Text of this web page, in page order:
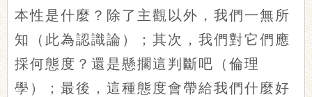
本性是什麼？除了主觀以外，我們一無所
知（此為認識論）；其次，我們對它們應
採何態度？還是懸擱這判斷吧（倫理
學）；最後，這種態度會帶給我們什麼好